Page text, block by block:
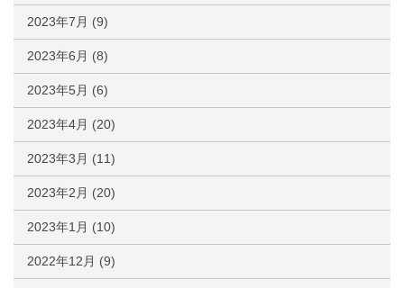
2023年7月 (9)
2023年6月 (8)
2023年5月 (6)
2023年4月 (20)
2023年3月 (11)
2023年2月 (20)
2023年1月 (10)
2022年12月 (9)